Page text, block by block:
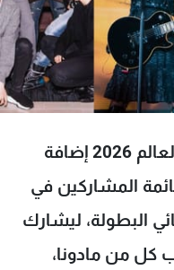
أعلنت اللجنة المنظمة لكأس العالم 2026 إضافة
المشاركين في
البطولة، ليشارك
كل من مادونا،